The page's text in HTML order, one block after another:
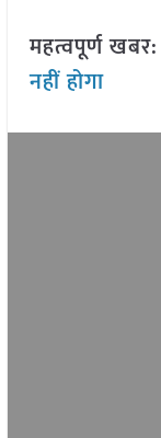
महत्वपूर्ण खबर:
नहीं होगा